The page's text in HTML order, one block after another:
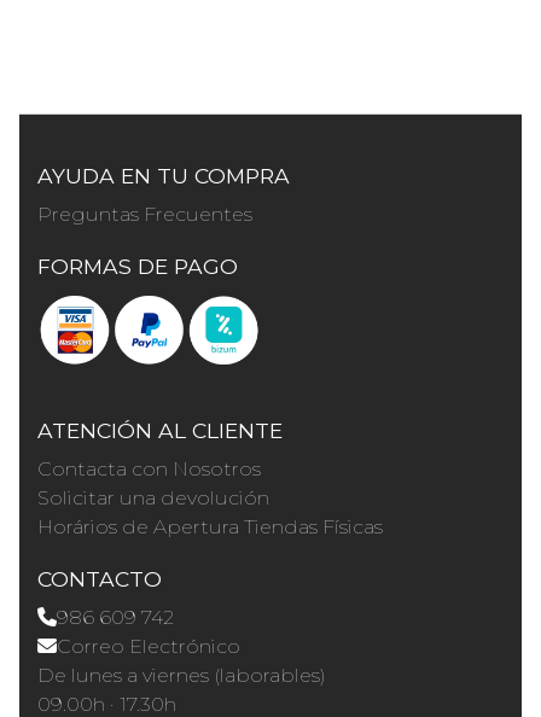
AYUDA EN TU COMPRA
Preguntas Frecuentes
FORMAS DE PAGO
ATENCIÓN AL CLIENTE
Contacta con Nosotros
Solicitar una devolución
Horários de Apertura Tiendas Físicas
CONTACTO
986 609 742
Correo Electrónico
De lunes a viernes (laborables)
09.00h · 17.30h